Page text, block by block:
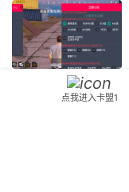
点我进入卡盟1